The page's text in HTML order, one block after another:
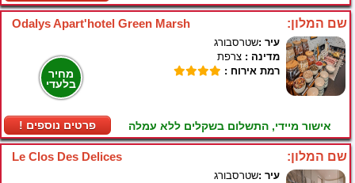
Odalys Apart'hotel Green Marsh שם המלון:
מחיר
בלעדי
! פרטים נוספים
עיר :שטרסבורג
מדינה : צרפת
רמת אירוח :
אישור מיידי, התשלום בשקלים ללא עמלה
Le Clos Des Delices שם המלון:
עיר :שטרסבורג